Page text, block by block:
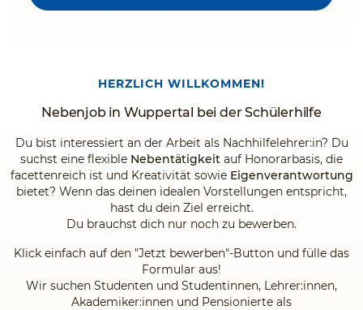
HERZLICH WILLKOMMEN!
Nebenjob in Wuppertal bei der Schülerhilfe
Du bist interessiert an der Arbeit als Nachhilfelehrer:in? Du
suchst eine flexible Nebentätigkeit auf Honorarbasis, die
facettenreich ist und Kreativität sowie Eigenverantwortung
bietet? Wenn das deinen idealen Vorstellungen entspricht,
hast du dein Ziel erreicht.
Du brauchst dich nur noch zu bewerben.
Klick einfach auf den "Jetzt bewerben"-Button und fülle das
Formular aus!
Wir suchen Studenten und Studentinnen, Lehrer:innen,
Akademiker:innen und Pensionierte als